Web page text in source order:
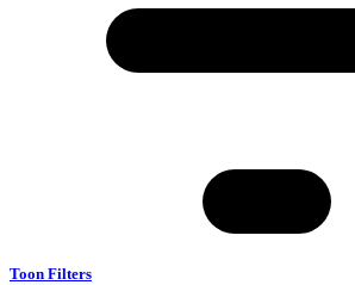
Toon Filters